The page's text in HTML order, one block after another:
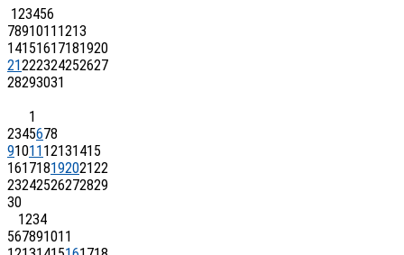
123456
7891011 1213
14151617181920
21222324252627
28293031
1
2345678
91011 12131415
16171819202122
23242526272829
30
1234
567891011